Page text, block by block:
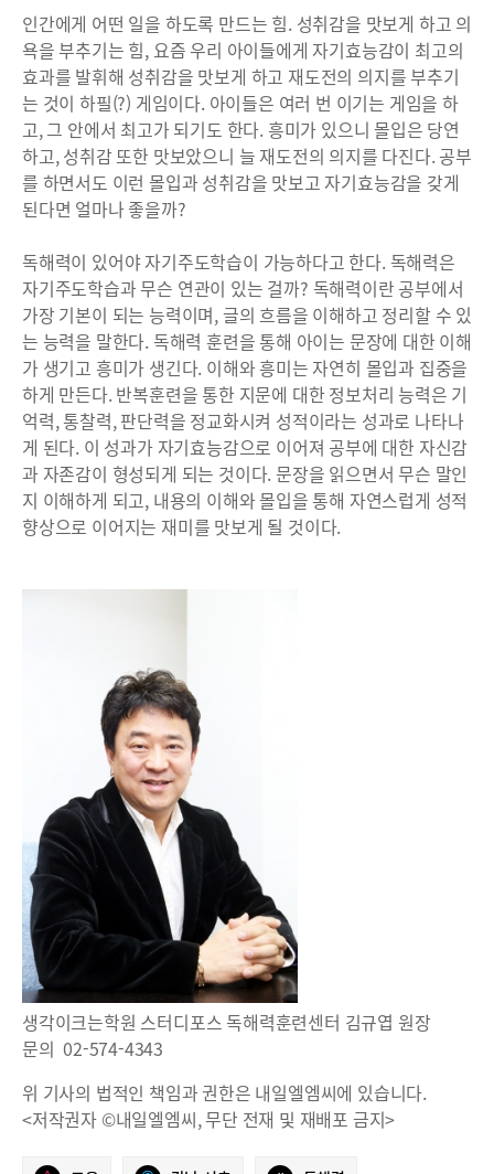
인간에게 어떤 일을 하도록 만드는 힘. 성취감을 맛보게 하고 의
욕을 부추기는 힘, 요즘 우리 아이들에게 자기효능감이 최고의
효과를 발휘해 성취감을 맛보게 하고 재도전의 의지를 부추기
는 것이 하필(?) 게임이다. 아이들은 여러 번 이기는 게임을 하
고, 그 안에서 최고가 되기도 한다. 흥미가 있으니 몰입은 당연
하고, 성취감 또한 맛보았으니 늘 재도전의 의지를 다진다. 공부
를 하면서도 이런 몰입과 성취감을 맛보고 자기효능감을 갖게
된다면 얼마나 좋을까?
독해력이 있어야 자기주도학습이 가능하다고 한다. 독해력은
자기주도학습과 무슨 연관이 있는 걸까? 독해력이란 공부에서
가장 기본이 되는 능력이며, 글의 흐름을 이해하고 정리할 수 있
는 능력을 말한다. 독해력 훈련을 통해 아이는 문장에 대한 이해
가 생기고 흥미가 생긴다. 이해와 흥미는 자연히 몰입과 집중을
하게 만든다. 반복훈련을 통한 지문에 대한 정보처리 능력은 기
억력, 통찰력, 판단력을 정교화시켜 성적이라는 성과로 나타나
게 된다. 이 성과가 자기효능감으로 이어져 공부에 대한 자신감
과 자존감이 형성되게 되는 것이다. 문장을 읽으면서 무슨 말인
지 이해하게 되고, 내용의 이해와 몰입을 통해 자연스럽게 성적
향상으로 이어지는 재미를 맛보게 될 것이다.
생각이크는학원 스터디포스 독해력훈련센터 김규엽 원장
문의 02-574-4343
위 기사의 법적인 책임과 권한은 내일엘엠씨에 있습니다.
<저작권자 ©내일엘엠씨, 무단 전재 및 재배포 금지>